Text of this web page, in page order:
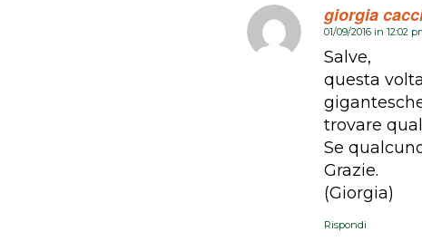
giorgia
dice:
01/09/2016 in 12:02
Salve,
questa
trovare
Se
Grazie.
(Giorgia)
Rispondi